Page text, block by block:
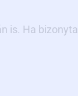
is. Ha